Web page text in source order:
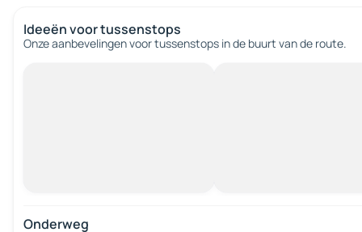
Ideeën voor tussenstops
Onze aanbevelingen voor tussenstops in de buurt van de route.
Onderweg